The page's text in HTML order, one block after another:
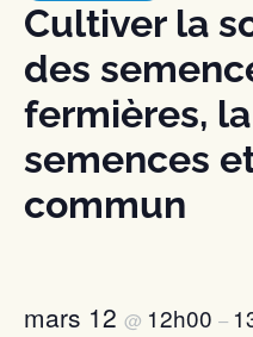
Cultiver la
des
fermières,
semences
commun
mars 12 @ 12h00 –